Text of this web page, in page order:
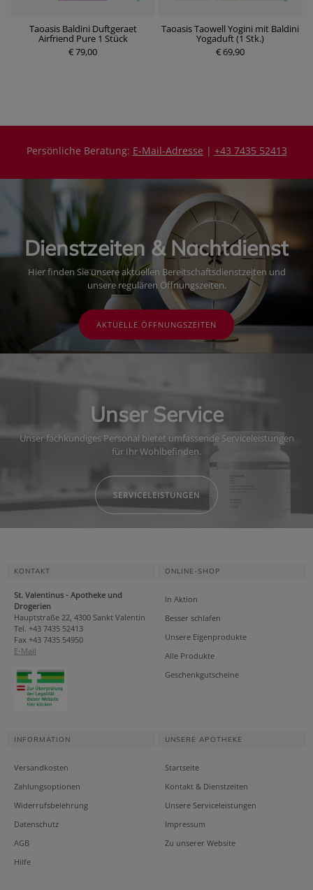
Taoasis Baldini Duftgeraet
Airfriend Pure 1 Stück
€ 79,00
Taoasis Taowell Yogini mit Baldini
Yogaduft (1 Stk.)
€ 69,90
Persönliche Beratung: E-Mail-Adresse | +43 7435 52413
Dienstzeiten & Nachtdienst
Hier finden Sie unsere aktuellen Bereitschaftsdienstzeiten und
unsere regulären Öffnungszeiten.
AKTUELLE ÖFFNUNGSZEITEN
Unser Service
Unser fachkundiges Personal bietet umfassende Serviceleistungen
für Ihr Wohlbefinden.
SERVICELEISTUNGEN
KONTAKT
St. Valentinus - Apotheke und
Drogerien
Hauptstraße 22, 4300 Sankt Valentin
Tel. +43 7435 52413
Fax +43 7435 54950
E-Mail
ONLINE-SHOP
In Aktion
Besser schlafen
Unsere Eigenprodukte
Alle Produkte
Geschenkgutscheine
INFORMATION
Versandkosten
Zahlungsoptionen
Widerrufsbelehrung
Datenschutz
AGB
Hilfe
UNSERE APOTHEKE
Startseite
Kontakt & Dienstzeiten
Unsere Serviceleistungen
Impressum
Zu unserer Website